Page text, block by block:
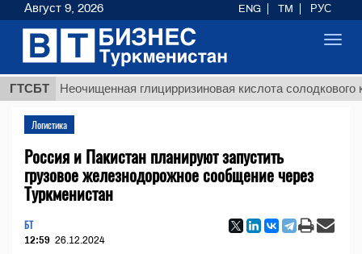
ГТСБТ
Неочищенная глицирризиновая кислота солодкового корня
Логистика
Россия и Пакистан планируют запустить
грузовое железнодорожное сообщение через
Туркменистан
БТ
12:59 26.12.2024
Август 9, 2026 ENG TM РУС